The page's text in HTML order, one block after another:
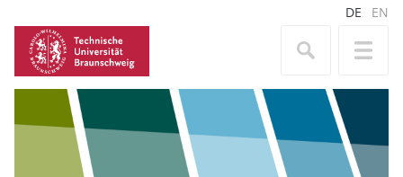
DE EN